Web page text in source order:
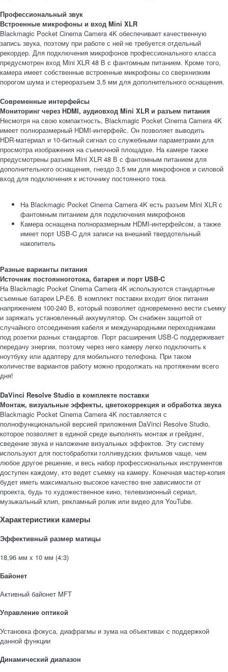
Профессиональный звук
Встроенные микрофоны и вход Mini XLR
Blackmagic Pocket Cinema Camera 4K обеспечивает качественную
запись звука, поэтому при работе с ней не требуется отдельный
рекордер. Для подключения микрофонов профессионального класса
предусмотрен вход Mini XLR 48 В с фантомным питанием. Кроме того,
камера имеет собственные встроенные микрофоны со сверхнизким
порогом шума и стереоразъем 3,5 мм для дополнительного оснащения.
Современные интерфейсы
Мониторинг через HDMI, аудиовход Mini XLR и разъем питания
Несмотря на свою компактность, Blackmagic Pocket Cinema Camera 4K
имеет полноразмерный HDMI-интерфейс. Он позволяет выводить
HDR‑материал и 10‑битный сигнал со служебными параметрами для
просмотра изображения на съемочной площадке. На камере также
предусмотрены разъем Mini XLR 48 В с фантомным питанием для
дополнительного оснащения, гнездо 3,5 мм для микрофонов и силовой
вход для подключения к источнику постоянного тока.
На Blackmagic Pocket Cinema Camera 4K есть разъем Mini XLR с
фантомным питанием для подключения микрофонов
Камера оснащена полноразмерным HDMI-интерфейсом, а также
имеет порт USB‑C для записи на внешний твердотельный
накопитель
Разные варианты питания
Источник постоянноготока, батарея и порт USB-C
На Blackmagic Pocket Cinema Camera 4K используются стандартные
съемные батареи LP-E6. В комплект поставки входит блок питания
напряжением 100-240 В, который позволяет одновременно вести съемку
и заряжать установленный аккумулятор. Он снабжен защитой от
случайного отсоединения кабеля и международными переходниками
под розетки разных стандартов. Порт расширения USB-C поддерживает
передачу энергии, поэтому через него камеру легко подключить к
ноутбуку или адаптеру для мобильного телефона. При таком
количестве вариантов работу можно продолжать на протяжении всего
дня!
DaVinci Resolve Studio в комплекте поставки
Монтаж, визуальные эффекты, цветокоррекция и обработка звука
Blackmagic Pocket Cinema Camera 4K поставляется с
полнофункциональной версией приложения DaVinci Resolve Studio,
которое позволяет в единой среде выполнять монтаж и грейдинг,
сведение звука и наложение визуальных эффектов. Эту систему
используют для постобработки голливудских фильмов чаще, чем
любое другое решение, и весь набор профессиональных инструментов
доступен каждому, кто ведет съемку на камеру. Конечная мастер-копия
будет иметь максимально высокое качество вне зависимости от
проекта, будь то художественное кино, телевизионный сериал,
музыкальный клип, рекламный ролик или видео для YouTube.
Характеристики камеры
Эффективный размер матицы
18,96 мм x 10 мм (4:3)
Байонет
Активный байонет MFT
Управление оптикой
Установка фокуса, диафрагмы и зума на объективах с поддержкой
данной функции
Динамический диапазон